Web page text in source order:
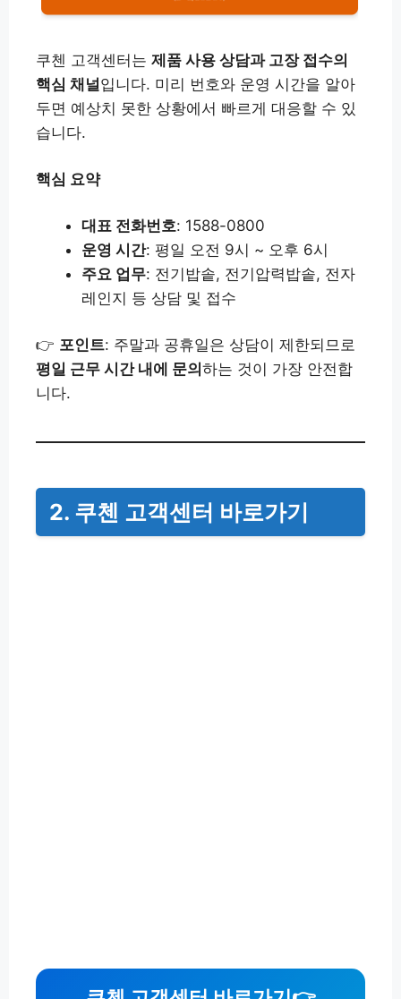
쿠첸 고객센터는 제품 사용 상담과 고장 접수의
핵심 채널입니다. 미리 번호와 운영 시간을 알아
두면 예상치 못한 상황에서 빠르게 대응할 수 있
습니다.
핵심 요약
대표 전화번호: 1588-0800
운영 시간: 평일 오전 9시 ~ 오후 6시
주요 업무: 전기밥솥, 전기압력밥솥, 전자
레인지 등 상담 및 접수
👉 포인트: 주말과 공휴일은 상담이 제한되므로
평일 근무 시간 내에 문의 하는 것이 가장 안전합
니다.
2. 쿠첸 고객센터 바로가기